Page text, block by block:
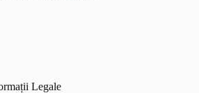
Legale